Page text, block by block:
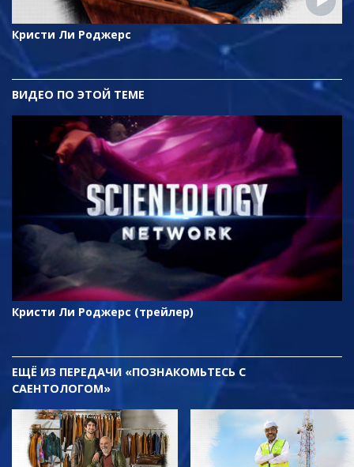
Кристи Ли Роджерс
ВИДЕО ПО ЭТОЙ ТЕМЕ
Кристи Ли Роджерс (трейлер)
ЕЩЁ ИЗ ПЕРЕДАЧИ «ПОЗНАКОМЬТЕСЬ С
САЕНТОЛОГОМ»